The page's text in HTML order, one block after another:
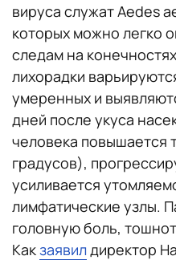
вируса служат Aedes
которых можно легко
следам на
лихорадки
умеренных и
дней после укуса
человека повышается
градусов),
усиливается
лимфатические узлы.
головную боль,
Какзаявил директор